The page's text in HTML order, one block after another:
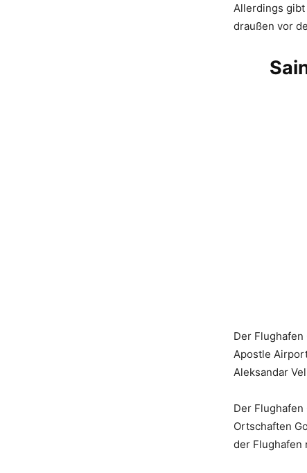
Allerdings gibt
draußen vor
Der
Apostle
Aleksandar
Der
Ortschaften
der Flughafen